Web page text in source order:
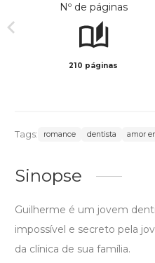
Nº de páginas
210 páginas
Tags: romance dentista amor
Sinopse
Guilherme é um jovem
impossível e secreto pela
da clínica de sua família.